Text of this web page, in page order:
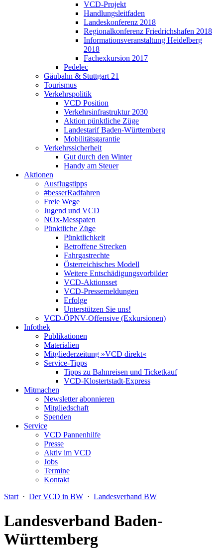
VCD-Projekt
Handlungsleitfaden
Landeskonferenz 2018
Regionalkonferenz Friedrichshafen 2018
Informationsveranstaltung Heidelberg
2018
Fachexkursion 2017
Pedelec
Gäubahn & Stuttgart 21
Tourismus
Verkehrspolitik
VCD Position
Verkehrsinfrastruktur 2030
Aktion pünktliche Züge
Landestarif Baden-Württemberg
Mobilitätsgarantie
Verkehrssicherheit
Gut durch den Winter
Handy am Steuer
Aktionen
Ausflugstipps
#besserRadfahren
Freie Wege
Jugend und VCD
NOx-Messpaten
Pünktliche Züge
Pünktlichkeit
Betroffene Strecken
Fahrgastrechte
Österreichisches Modell
Weitere Entschädigungsvorbilder
VCD-Aktionsset
VCD-Pressemeldungen
Erfolge
Unterstützen Sie uns!
VCD-ÖPNV-Offensive (Exkursionen)
Infothek
Publikationen
Materialien
Mitgliederzeitung »VCD direkt«
Service-Tipps
Tipps zu Bahnreisen und Ticketkauf
VCD-Klostertstadt-Express
Mitmachen
Newsletter abonnieren
Mitgliedschaft
Spenden
Service
VCD Pannenhilfe
Presse
Aktiv im VCD
Jobs
Termine
Kontakt
Start · Der VCD in BW · Landesverband BW
Landesverband Baden-
Württemberg